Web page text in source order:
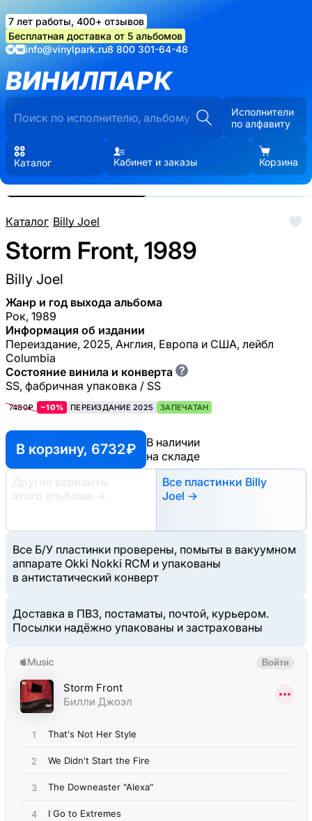
7 лет работы, 400+ отзывов
Бесплатная доставка от 5 альбомов
info@vinylpark.ru8 800 301-64-48
ВИНИЛПАРК
Исполнители
по алфавиту
Каталог Кабинет и заказы Корзина
Каталог/Billy Joel
Storm Front, 1989
Billy Joel
Жанр и год выхода альбома
Рок, 1989
Информация об издании
Переиздание, 2025, Англия, Европа и США, лейбл
Columbia
Состояние винила и конверта ?
SS, фабричная упаковка / SS
7480₽ −10% ПЕРЕИЗДАНИЕ 2025 ЗАПЕЧАТАН
В корзину, 6732 ₽
В наличии
на складе
Другие варианты
этого альбома
→
Все пластинки Billy
Joel →
Все Б/У пластинки проверены, помыты в вакуумном
аппарате Okki Nokki RCM и упакованы
в антистатический конверт
Доставка в ПВЗ, постаматы, почтой, курьером.
Посылки надёжно упакованы и застрахованы
Реальные фото пластинки.
Нажмите, чтобы увеличить